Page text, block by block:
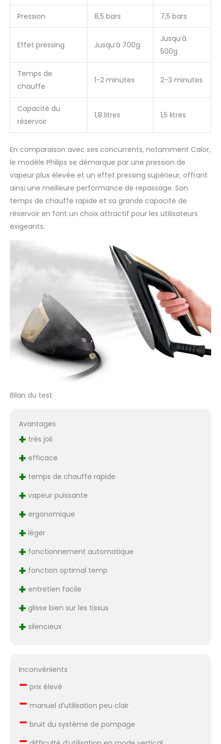
Pression 8,5 bars 7,5 bars
Effet pressing Jusqu’à 700g
Jusqu’à
500g
Temps de
chauffe
1-2 minutes 2-3 minutes
Capacité du
réservoir
1,8 litres 1,5 litres
En comparaison avec ses concurrents, notamment Calor,
le modèle Philips se démarque par une pression de
vapeur plus élevée et un effet pressing supérieur, offrant
ainsi une meilleure performance de repassage. Son
temps de chauffe rapide et sa grande capacité de
réservoir en font un choix attractif pour les utilisateurs
exigeants.
Bilan du test
Avantages
+ très joli
+ efficace
+ temps de chauffe rapide
+ vapeur puissante
+ ergonomique
+ léger
+ fonctionnement automatique
+ fonction optimal temp
+ entretien facile
+ glisse bien sur les tissus
+ silencieux
Inconvénients
– prix élevé
– manuel d’utilisation peu clair
– bruit du système de pompage